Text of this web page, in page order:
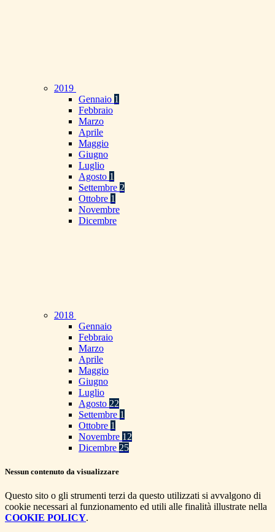
2019
Gennaio 1
Febbraio
Marzo
Aprile
Maggio
Giugno
Luglio
Agosto 1
Settembre 2
Ottobre 1
Novembre
Dicembre
2018
Gennaio
Febbraio
Marzo
Aprile
Maggio
Giugno
Luglio
Agosto 22
Settembre 1
Ottobre 1
Novembre 12
Dicembre 25
Nessun contenuto da visualizzare
Questo sito o gli strumenti terzi da questo utilizzati si avvalgono di
cookie necessari al funzionamento ed utili alle finalità illustrate nella
COOKIE POLICY.